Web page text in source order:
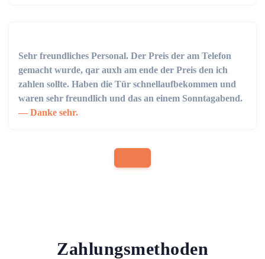
Sehr freundliches Personal. Der Preis der am Telefon
gemacht wurde, qar auxh am ende der Preis den ich
zahlen sollte. Haben die Tür schnellaufbekommen und
waren sehr freundlich und das an einem Sonntagabend.
Danke sehr.
Zahlungsmethoden